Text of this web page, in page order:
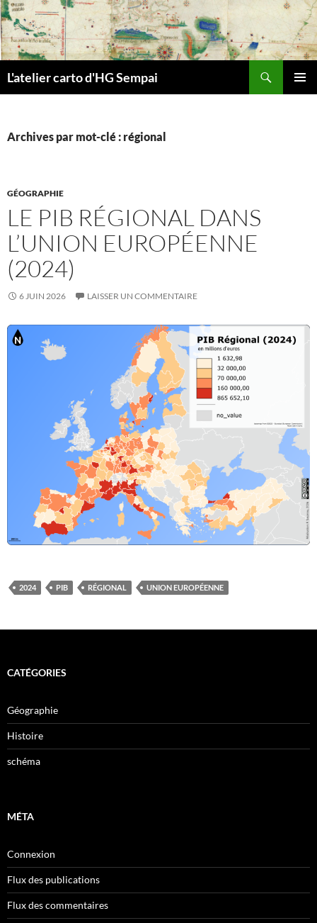
Aller
au
contenu
L'atelier carto d'HG Sempai
Archives par mot-clé : régional
GÉOGRAPHIE
LE PIB RÉGIONAL DANS
L’UNION EUROPÉENNE
(2024)
6 JUIN 2026 LAISSER UN COMMENTAIRE
2024 PIB RÉGIONAL UNION EUROPÉENNE
CATÉGORIES
Géographie
Histoire
schéma
MÉTA
Connexion
Flux des publications
Flux des commentaires